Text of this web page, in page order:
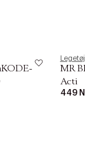
Legetøj
MR
Acti
449